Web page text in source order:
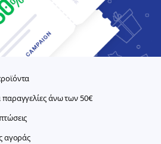
άνω των 50€
αγοράς